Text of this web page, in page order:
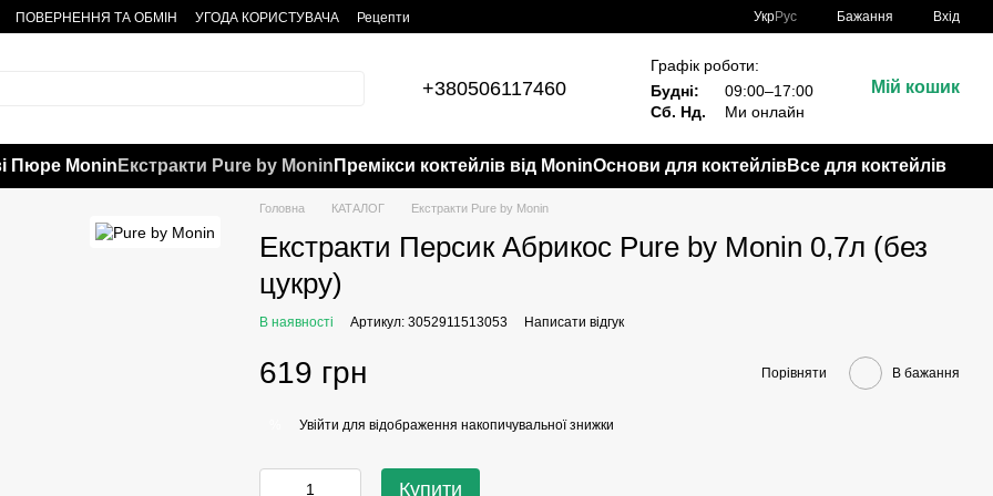
ПОВЕРНЕННЯ ТА ОБМІН УГОДА КОРИСТУВАЧА Рецепти УкрРус Бажання Вхід
+380506117460
Графік роботи:
Будні:
09:00–17:00
Сб. Нд.
Ми онлайн
Мій кошик
Пюре Monin Екстракти Pure by Monin Премікси коктейлів від MoninОснови для коктейлівВсе для коктейлів
Головна КАТАЛОГ Екстракти Pure by Monin
Екстракти Персик Абрикос Pure by Monin 0,7л (без
цукру)
В наявності Артикул: 3052911513053 Написати відгук
619 грн Порівняти В бажання
Увійти для відображення накопичувальної знижки
Купити